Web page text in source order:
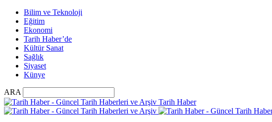
Bilim ve Teknoloji
Eğitim
Ekonomi
Tarih Haber’de
Kültür Sanat
Sağlık
Siyaset
Künye
ARA
Tarih Haber